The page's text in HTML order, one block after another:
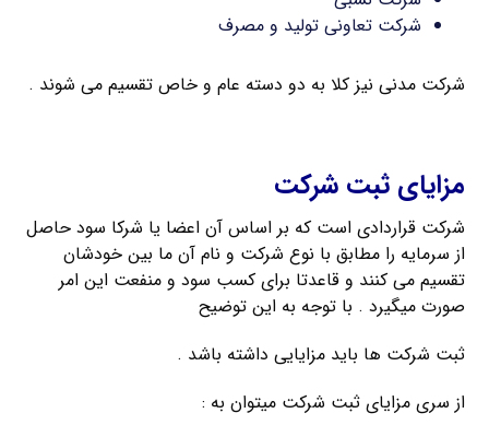
شرکت تعاونی تولید و مصرف
شرکت مدنی نیز کلا به دو دسته عام و خاص تقسیم می شوند .
مزایای ثبت شرکت
شرکت قراردادی است که بر اساس آن اعضا یا شرکا سود حاصل
از سرمایه را مطابق با نوع شرکت و نام آن ما بین خودشان
تقسیم می ‌کنند و قاعدتا برای کسب سود و منفعت این امر
صورت میگیرد . با توجه به این توضیح
ثبت شرکت ها باید مزایایی داشته باشد .
از سری مزایای ثبت شرکت میتوان به :